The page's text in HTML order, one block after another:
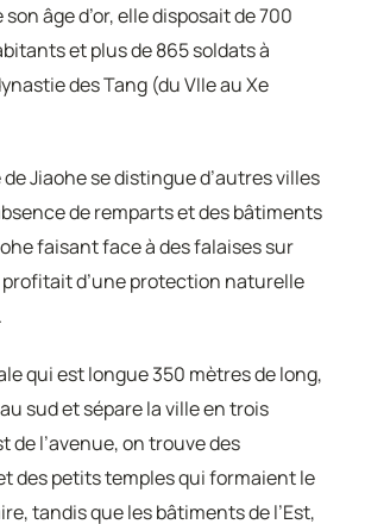
âge d’or, elle disposait de 700
et plus de 865 soldats à
des Tang (du VIIe au Xe
de Jiaohe se distingue d’autres villes
de remparts et des bâtiments
faisant face à des falaises sur
d’une protection naturelle
qui est longue 350 mètres de long,
sud et sépare la ville en trois
de l’avenue, on trouve des
des petits temples qui formaient le
tandis que les bâtiments de l’Est,